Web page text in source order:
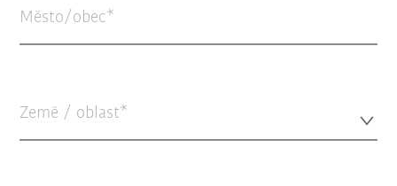
Město/obec
Země / oblast*